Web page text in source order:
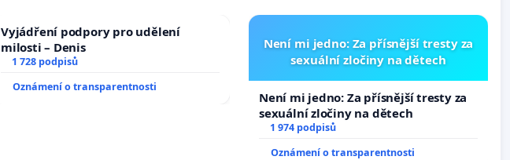
Vyjádření podpory pro udělení
milosti – Denis
1 728 podpisů
Oznámení o transparentnosti
Není mi jedno: Za přísnější tresty za
sexuální zločiny na dětech
Není mi jedno: Za přísnější tresty za
sexuální zločiny na dětech
1 974 podpisů
Oznámení o transparentnosti